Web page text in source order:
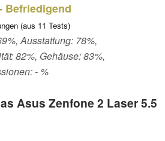
Befriedigend
(aus 11 Tests)
Ausstattung: 78%,
82%, Gehäuse: 83%,
- %
Asus Zenfone 2 Laser 5.5